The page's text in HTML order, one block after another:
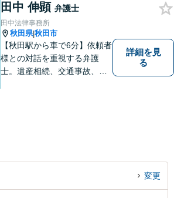
田中 伸顕 弁護士
田中法律事務所
秋田県|秋田市
【秋田駅から車で6分】依頼者
様との対話を重視する弁護
士。遺産相続、交通事故、離
詳細を見
る
変更